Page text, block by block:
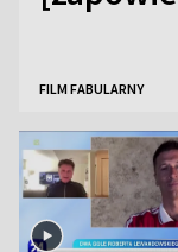
FILM FABULARNY